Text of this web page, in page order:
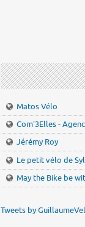
Matos Vélo
Com'3Elles -
Jérémy Roy
Le petit vélo de
May the Bike be
Tweets by